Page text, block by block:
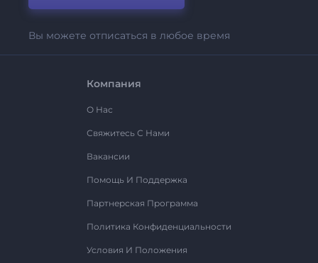
Вы можете отписаться в любое время
Компания
О Нас
Свяжитесь С Нами
Вакансии
Помощь И Поддержка
Партнерская Программа
Политика Конфиденциальности
Условия И Положения